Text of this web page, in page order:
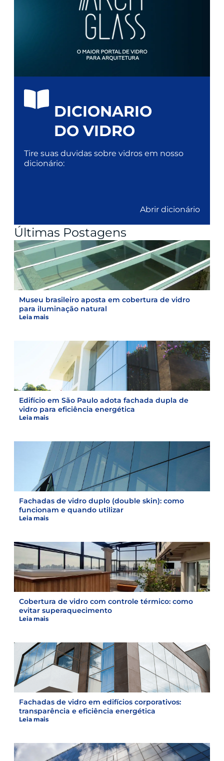
DICIONARIO
DO VIDRO
Tire suas duvidas sobre vidros em nosso
dicionário:
Abrir dicionário
Últimas Postagens
Museu brasileiro aposta em cobertura de vidro
para iluminação natural
Leia mais
Edifício em São Paulo adota fachada dupla de
vidro para eficiência energética
Leia mais
Fachadas de vidro duplo (double skin): como
funcionam e quando utilizar
Leia mais
Cobertura de vidro com controle térmico: como
evitar superaquecimento
Leia mais
Fachadas de vidro em edifícios corporativos:
transparência e eficiência energética
Leia mais